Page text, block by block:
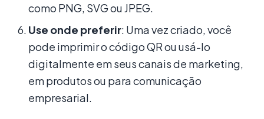
como PNG, SVG ou JPEG.
Use onde preferir: Uma vez criado, você
pode imprimir o código QR ou usá-lo
digitalmente em seus canais de marketing,
em produtos ou para comunicação
empresarial.